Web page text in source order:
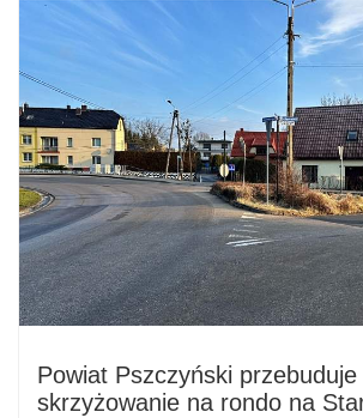
Powiat Pszczyński przebuduje
skrzyżowanie na rondo na